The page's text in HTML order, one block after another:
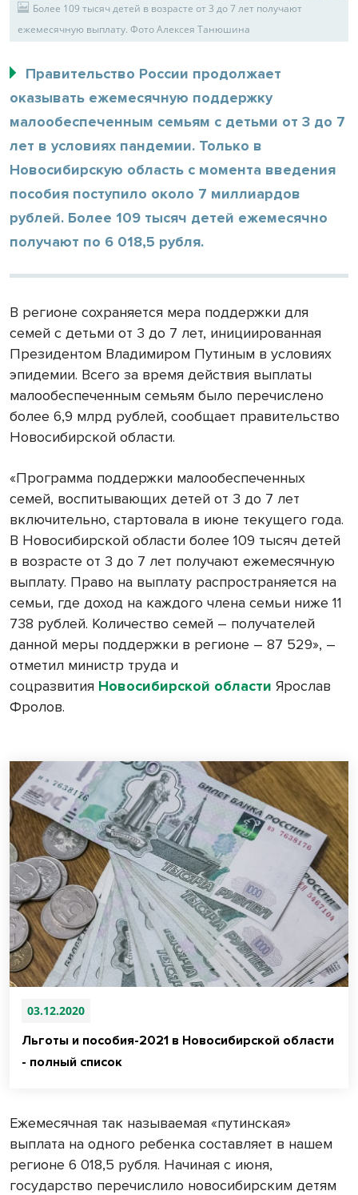
Более 109 тысяч детей в возрасте от 3 до 7 лет получают
ежемесячную выплату. Фото Алексея Танюшина
Правительство России продолжает
оказывать ежемесячную поддержку
малообеспеченным семьям с детьми от 3 до 7
лет в условиях пандемии. Только в
Новосибирскую область с момента введения
пособия поступило около 7 миллиардов
рублей. Более 109 тысяч детей ежемесячно
получают по 6 018,5 рубля.
В регионе сохраняется мера поддержки для
семей с детьми от 3 до 7 лет, инициированная
Президентом Владимиром Путиным в условиях
эпидемии. Всего за время действия выплаты
малообеспеченным семьям было перечислено
более 6,9 млрд рублей, сообщает правительство
Новосибирской области.
«Программа поддержки малообеспеченных
семей, воспитывающих детей от 3 до 7 лет
включительно, стартовала в июне текущего года.
В Новосибирской области более 109 тысяч детей
в возрасте от 3 до 7 лет получают ежемесячную
выплату. Право на выплату распространяется на
семьи, где доход на каждого члена семьи ниже 11
738 рублей. Количество семей – получателей
данной меры поддержки в регионе – 87 529», –
отметил министр труда и
соцразвития Новосибирской области Ярослав
Фролов.
03.12.2020
Льготы и пособия-2021 в Новосибирской области
- полный список
Ежемесячная так называемая «путинская»
выплата на одного ребенка составляет в нашем
регионе 6 018,5 рубля. Начиная с июня,
государство перечислило новосибирским детям